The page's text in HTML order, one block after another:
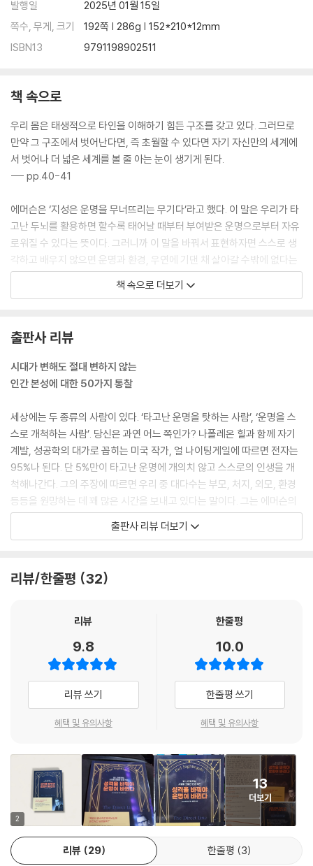
발행일
2025년 01월 15일
쪽수, 무게, 크기
192쪽 | 286g | 152*210*12mm
ISBN13
9791198902511
책 속으로
우리 몸은 태생적으로 타인을 이해하기 힘든 구조를 갖고 있다. 그러므로
만약 그 구조에서 벗어난다면, 즉 초월할 수 있다면 자기 자신만의 세계에
서 벗어나 더 넓은 세계를 볼 줄 아는 눈이 생기게 된다.
--- pp.40-41
에머슨은 ‘지성은 운명을 무너뜨리는 무기다’라고 했다. 이 말은 우리가 타
고난 두뇌를 활용하면 할수록 태어날 때부터 부여받은 운명으로부터 자유
로워질 수 있다는 뜻이다. 그러니까 이 말을 바꿔서 표현하자면 스스로 생
각하고 배우지 않으면 운명과 환경, 우연에 기댄 채 살아갈 수밖에 없다는
말이다.
이 최대한 손쉽게, 즉 최소한의 에너지만 쓰면서 성공하려고 하기 때문이
라고 생각한다. 그런데 문제는 손쉬운 해결책만 추구하다 보면 결국 인생
이 더 힘들어진다는 것이다.
정말 뛰어난 임원들은 그 문제가 발생하기 훨씬 전에 문제를 감지하고 미
리 예방하는 능력을 가진 사람들이다.
--- p.95
경영자들 대부분은 자기 자신이 할 일에 대해 고민하는 게 아니라 직원들
의 말과 행동, 업무 내용 등등 세세한 것들에 집중하는 경향이 있다. 이들은
자신의 역할이 매우 중대하다고 생각하며 그에 상응하는 대접을 받지 못할
소모하는 일이 줄어들 것이다.
내 삶의 순간순간이 소중하다는 생각이 들 때는 오로지 목숨이 위태로울
때뿐이다. 꼭 아파봐야만 건강을 감사하게 여기고, 자유를 빼앗겨봐야 그
것이 얼마나 소중한지 깨닫는 것이다. 이런 사람들은 자신이 가진 것을 감
사하게 여길 줄 모른다. 언제나 과거에 대한 후회와 미래에 대한 불안으로
이 글을 읽는 당신에게도, 쓰고 있는 나에게도 모두 문제가 있고 그건 좋은
일이다. 만약 문제가 없었으면 인류는 아직도 이 나무에서 저 나무로 옮겨
다니거나 동굴에서 살고 있을지도 모른다.
--- p.166
책 속으로 더보기
출판사 리뷰
시대가 변해도 절대 변하지 않는
인간 본성에 대한 50가지 통찰
세상에는 두 종류의 사람이 있다. ‘타고난 운명을 탓하는 사람’, ‘운명을 스
스로 개척하는 사람’. 당신은 과연 어느 쪽인가? 나폴레온 힐과 함께 자기
계발, 성공학의 대가로 꼽히는 미국 작가, 얼 나이팅게일에 따르면 전자는
95%나 된다. 단 5%만이 타고난 운명에 개의치 않고 스스로의 인생을 개
척해나간다. 그의 주장에 따르면 우리 중 대다수는 부모, 처지, 외모, 환경
등등을 원망하는 데 꽤 많은 시간을 보내고 있다는 말이다. 그는 에머슨의
경구를 예로 들며 ‘사과나무에서 사과가 열리듯 자연은 마치 마술처럼 그
사람의 성격에 딱 맞는 운명을 만들어낸다’고 일갈한다. 어떤 사람이 만들
마자 정해진 운명이 환경을 결정한다고 쉽게 믿어버린다. 그러다 보니 허
리고 만다. 자신의 운명을 탓하면서 그 안에 갇혀버리기 때문일 것이다.
『성격을 바꿔야 운명이 바뀐다』에는 이와 같은 나이팅게일의 인생 격언 5
0꼭지가 담겨 있다. 그가 진행했던 인기 라디오 방송 〈다이렉트 라인〉의 내
용을 엮은 이 책 안에는 목표 달성, 경제적 안정, 대인관계, 돈 관리 같은 자
기계발적인 내용뿐 아니라 삶의 가치, 행복의 조건 같은 철학적이고 사색
적인 내용까지 포괄적으로 담겨 있다. 플라톤부터 쇼펜하우어, 버트런드
점이다.
‘사람은 자신이 생각하는 그대로 된다’에서부터 ‘불평불만이 생기는 건 쉽
게 얻으려고 하기 때문이다’, ‘실패는 직관 능력을 키우는 가장 좋은 기회이
다’까지 책 속에는 약 50년 전에 쓰여진 글이라고는 믿을 수 없을 정도로
피부에 와 닿는 격언이 가득하다. 미국 자본주의 사회에서 초기 자기계발
의 원류가 된 얼 나이팅게일은 국내 독자들에게 『행복한 이기주의자』로 잘
출판사 리뷰 더보기
리뷰/한줄평 32
리뷰
9.8
리뷰 쓰기
혜택 및 유의사항
한줄평
10.0
한줄평 쓰기
혜택 및 유의사항
2
13
더보기
리뷰 29 한줄평 3